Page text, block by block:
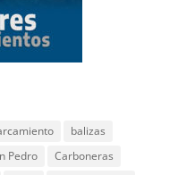
balizas
Pedro
Carboneras